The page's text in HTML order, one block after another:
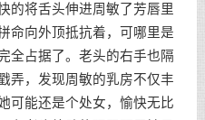
的将舌头伸进周敏了芳唇里
命向外顶抵抗着，可哪里是
全占据了。老头的右手也隔
弄，发现周敏的乳房不仅丰
可能还是个处女，愉快无比